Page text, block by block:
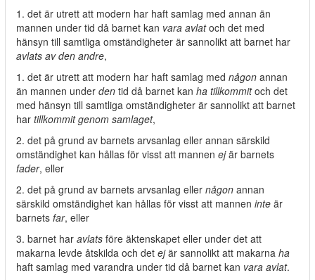
1. det är utrett att modern har haft samlag med annan än
mannen under tid då barnet kan vara avlatoch det med
hänsyn till samtliga omständigheter är sannolikt att barnet har
avlats av den andre,
1. det är utrett att modern har haft samlag med någon annan
än mannen under den tid då barnet kan ha tillkommitoch det
med hänsyn till samtliga omständigheter är sannolikt att barnet
har tillkommit genom samlaget,
2. det på grund av barnets arvsanlag eller annan särskild
omständighet kan hållas för visst att mannen ejär barnets
fader, eller
2. det på grund av barnets arvsanlag eller någon annan
särskild omständighet kan hållas för visst att mannen inte är
barnets far, eller
3. barnet har avlats före äktenskapet eller under det att
makarna levde åtskilda och det ejär sannolikt att makarna ha
haft samlag med varandra under tid då barnet kan vara avlat.